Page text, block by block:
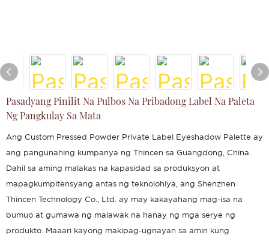
Pasadyang Pinilit Na Pulbos Na Pribadong Label Na Paleta
Ng Pangkulay Sa Mata
Ang Custom Pressed Powder Private Label Eyeshadow Palette ay
ang pangunahing kumpanya ng Thincen sa Guangdong, China.
Dahil sa aming malakas na kapasidad sa produksyon at
mapagkumpitensyang antas ng teknolohiya, ang Shenzhen
Thincen Technology Co., Ltd. ay may kakayahang mag-isa na
bumuo at gumawa ng malawak na hanay ng mga serye ng
produkto. Maaari kayong makipag-ugnayan sa amin kung